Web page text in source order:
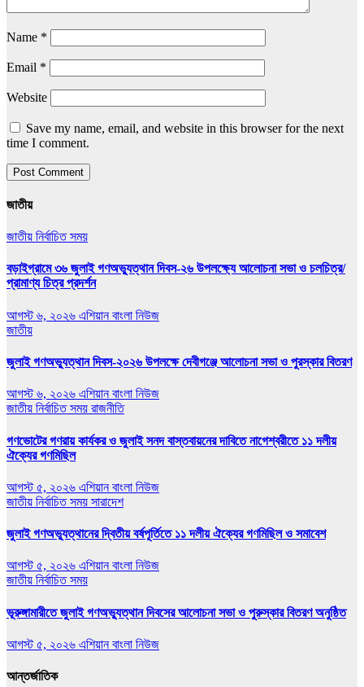
Name *
Email *
Website
Save my name, email, and website in this browser for the next
time I comment.
জাতীয়
জাতীয় নির্বাচিত সময়
বড়াইগ্রামে ৩৬ জুলাই গণঅভ্যুত্থান দিবস-২৬ উপলক্ষ্যে আলোচনা সভা ও চলচিত্র/
প্রামাণ্য চিত্র প্রদর্শন
আগস্ট ৬, ২০২৬ এশিয়ান বাংলা নিউজ
জাতীয়
জুলাই গণঅভ্যুত্থান দিবস-২০২৬ উপলক্ষে দেবীগঞ্জে আলোচনা সভা ও পুরস্কার বিতরণ
আগস্ট ৬, ২০২৬ এশিয়ান বাংলা নিউজ
জাতীয় নির্বাচিত সময় রাজনীতি
গণভোটের গণরায় কার্যকর ও জুলাই সনদ বাস্তবায়নের দাবিতে নাগেশ্বরীতে ১১ দলীয়
ঐক্যের গণমিছিল
আগস্ট ৫, ২০২৬ এশিয়ান বাংলা নিউজ
জাতীয় নির্বাচিত সময় সারাদেশ
জুলাই গণঅভ্যুত্থানের দ্বিতীয় বর্ষপূর্তিতে ১১ দলীয় ঐক্যের গণমিছিল ও সমাবেশ
আগস্ট ৫, ২০২৬ এশিয়ান বাংলা নিউজ
জাতীয় নির্বাচিত সময়
ভূরুঙ্গামারীতে জুলাই গণঅভ‍্যুত্থান দিবসের আলোচনা সভা ও পুরুস্কার বিতরণ অনুষ্ঠিত
আগস্ট ৫, ২০২৬ এশিয়ান বাংলা নিউজ
আন্তর্জাতিক